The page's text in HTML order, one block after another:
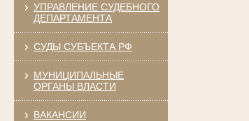
УПРАВЛЕНИЕ СУДЕБНОГО
ДЕПАРТАМЕНТА
СУДЫ СУБЪЕКТА РФ
МУНИЦИПАЛЬНЫЕ
ОРГАНЫ ВЛАСТИ
ВАКАНСИИ